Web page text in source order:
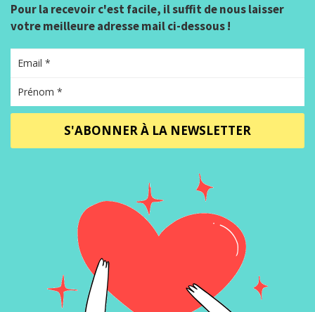
Pour la recevoir c'est facile, il suffit de nous laisser
votre meilleure adresse mail ci-dessous !
S'ABONNER À LA NEWSLETTER